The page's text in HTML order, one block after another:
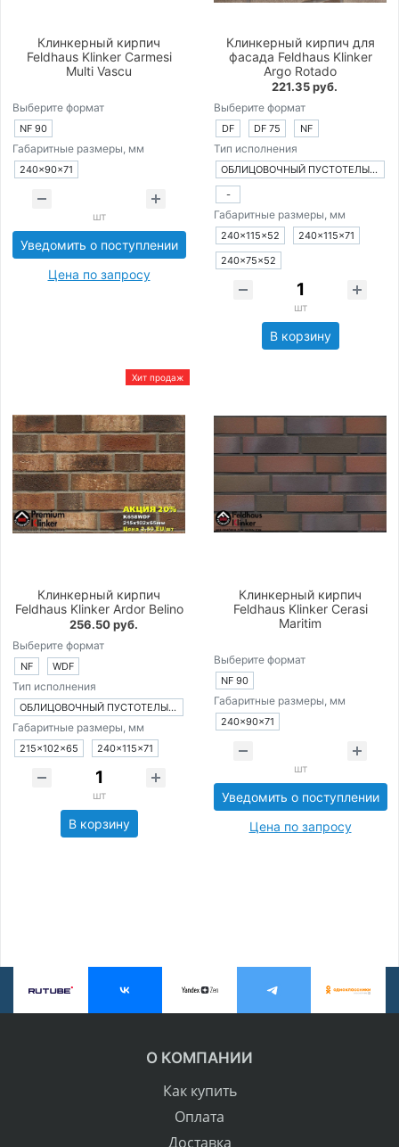
Клинкерный кирпич
Feldhaus Klinker Carmesi
Multi Vascu
Выберите формат
NF 90
Габаритные размеры, мм
240×90×71
шт
Уведомить о поступлении
Цена по запросу
Клинкерный кирпич для
фасада Feldhaus Klinker
Argo Rotado
221.35 руб.
Выберите формат
DF DF 75 NF
Тип исполнения
ОБЛИЦОВОЧНЫЙ ПУСТОТЕЛЫЙ КИРПИЧ
-
Габаритные размеры, мм
240×115×52
240×115×71
240×75×52
шт
В корзину
Хит продаж
Клинкерный кирпич
Feldhaus Klinker Ardor Belino
256.50 руб.
Выберите формат
NF WDF
Тип исполнения
ОБЛИЦОВОЧНЫЙ ПУСТОТЕЛЫЙ КИРПИЧ
Габаритные размеры, мм
215×102×65 240×115×71
шт
В корзину
Клинкерный кирпич
Feldhaus Klinker Cerasi
Maritim
Выберите формат
NF 90
Габаритные размеры, мм
240×90×71
шт
Уведомить о поступлении
Цена по запросу
О КОМПАНИИ
Как купить
Оплата
Доставка